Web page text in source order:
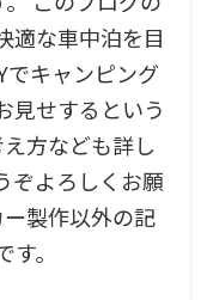
適な車中泊を目
でキャンピング
見せするという
方なども詳し
ぞよろしくお願
製作以外の記
。